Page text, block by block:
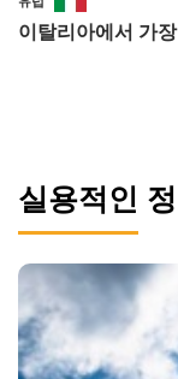
이탈리아에서 가
실용적인